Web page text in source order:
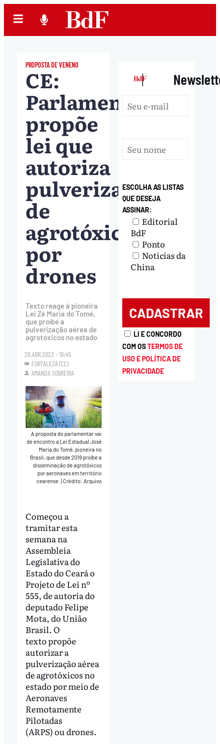
PROPOSTA DE VENENO
CE:
Parlamentar
propõe
lei que
autoriza
pulverização
de
agrotóxicos
por
drones
Texto reage à pioneira
Lei Zé Maria do Tomé,
que proíbe a
pulverização aérea de
agrotóxicos no estado
29.ABR.2023 - 18:45
FORTALEZA (CE)
AMANDA SOBREIRA
A proposta do parlamentar vai
de encontro a Lei Estadual José
Maria do Tomé, pioneira no
Brasil, que desde 2019 proíbe a
disseminação de agrotóxicos
por aeronaves em território
cearense.|Crédito: Arquivo
Começou a
tramitar esta
semana na
Assembleia
Legislativa do
Estado do Ceará o
Projeto de Lei nº
555, de autoria do
deputado Felipe
Mota, do União
Brasil. O
texto propõe
autorizar a
pulverização aérea
de agrotóxicos no
estado por meio de
Aeronaves
Remotamente
Pilotadas
(ARPS) ou drones.
|
ESCOLHA AS LISTAS
QUE DESEJA
ASSINAR:
Editorial
BdF
Ponto
Notícias da
China
LI E CONCORDO
COM OSTERMOS DE
USO E POLÍTICA DE
PRIVACIDADE